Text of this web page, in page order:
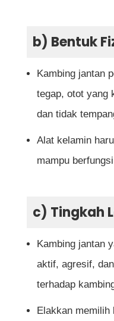
Rujukan
b) Bentuk
Kambing jantan
tegap, otot yang
dan tidak
Alat kelamin
mampu
c) Tingkah
Kambing jantan
aktif, agresif,
terhadap
Elakkan memilih